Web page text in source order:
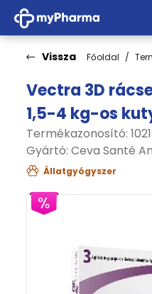
Vissza Főoldal
Vectra 3D
1,5-4 kg-os
Termékazonosító:
Gyártó: Ceva Santé
Állatgyógyszer